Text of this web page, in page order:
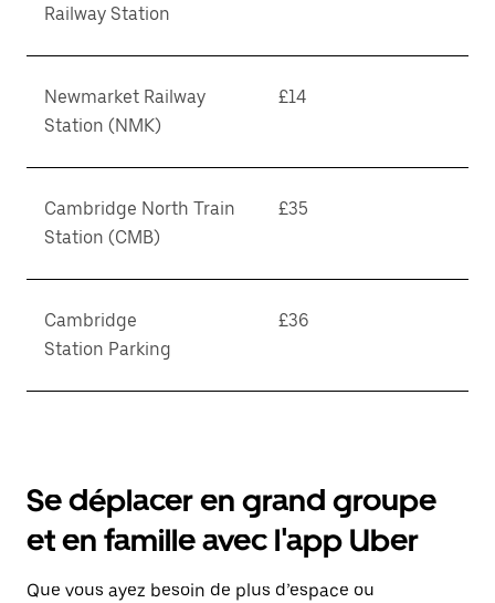
Railway Station
Newmarket Railway
Station (NMK)
£14
Cambridge North Train
Station (CMB)
£35
Cambridge
Station Parking
£36
Se déplacer en grand groupe
et en famille avec l'app Uber
Que vous ayez besoin de plus d’espace ou